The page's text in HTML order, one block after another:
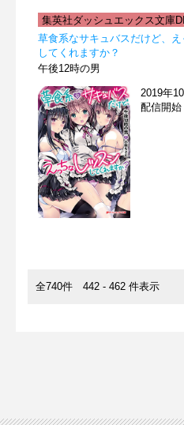
集英社ダッシュエックス文庫
草食系なサキュバスだけど、
してくれますか？
午後12時の男
2019年
配信開始
全740件 442 - 462 件表示